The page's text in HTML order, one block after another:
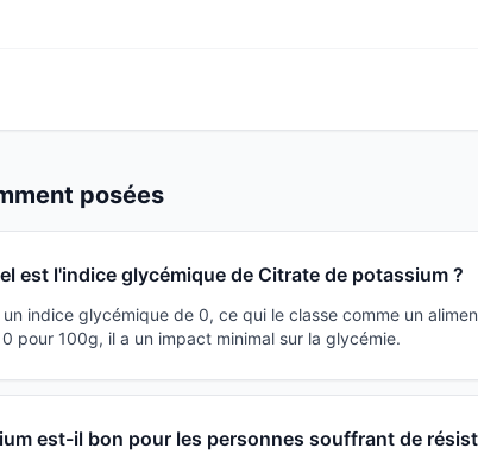
posées
est l'indice glycémique de Citrate de potassium ?
indice glycémique de 0, ce qui le classe comme un
pour 100g, il a un impact minimal sur la glycémie.
est-il bon pour les personnes souffrant de